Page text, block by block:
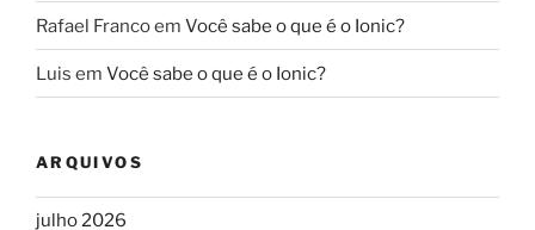
Rafael Francoem Você sabe o que é o Ionic?
Luis em Você sabe o que é o Ionic?
ARQUIVOS
julho 2026